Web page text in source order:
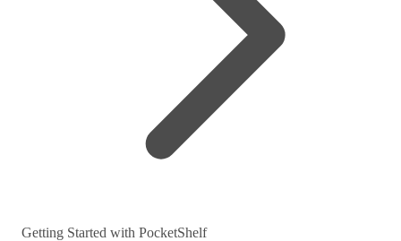
Getting Started with PocketShelf